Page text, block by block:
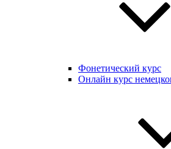
Фонетический курс
Онлайн курс